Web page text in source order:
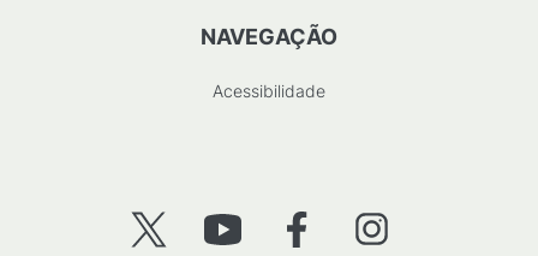
NAVEGAÇÃO
Acessibilidade